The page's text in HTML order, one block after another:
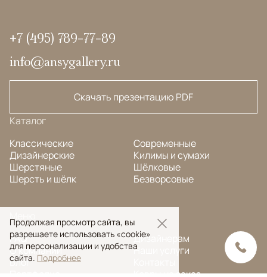
+7 (495) 789-77-89
info@ansygallery.ru
Скачать презентацию PDF
Каталог
Классические
Дизайнерские
Шерстяные
Шерсть и шёлк
Современные
Килимы и сумахи
Шёлковые
Безворсовые
Меню
FAQ
О компании
Блог
Дизайнерам
Наши услуги
Ковры на заказ
Продолжая просмотр сайта, вы
разрешаете использовать «cookie»
для персонализации и удобства
сайта. Подробнее